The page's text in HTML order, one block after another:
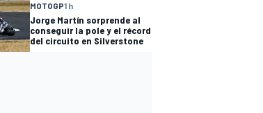
MOTOGP1 h
Jorge Martín sorprende al
conseguir la pole y el récord
del circuito en Silverstone